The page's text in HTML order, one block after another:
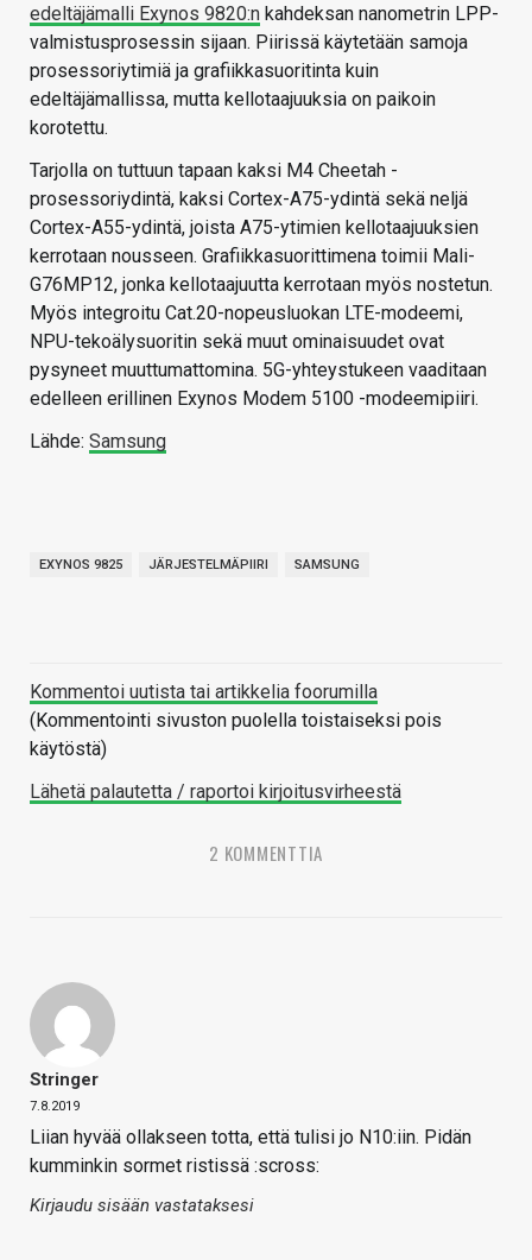
edeltäjämalli Exynos 9820:n kahdeksan nanometrin LPP-
valmistusprosessin sijaan. Piirissä käytetään samoja
prosessoriytimiä ja grafiikkasuoritinta kuin
edeltäjämallissa, mutta kellotaajuuksia on paikoin
korotettu.
Tarjolla on tuttuun tapaan kaksi M4 Cheetah -
prosessoriydintä, kaksi Cortex-A75-ydintä sekä neljä
Cortex-A55-ydintä, joista A75-ytimien kellotaajuuksien
kerrotaan nousseen. Grafiikkasuorittimena toimii Mali-
G76MP12, jonka kellotaajuutta kerrotaan myös nostetun.
Myös integroitu Cat.20-nopeusluokan LTE-modeemi,
NPU-tekoälysuoritin sekä muut ominaisuudet ovat
pysyneet muuttumattomina. 5G-yhteystukeen vaaditaan
edelleen erillinen Exynos Modem 5100 -modeemipiiri.
Lähde: Samsung
EXYNOS 9825 JÄRJESTELMÄPIIRI SAMSUNG
Kommentoi uutista tai artikkelia foorumilla
(Kommentointi sivuston puolella toistaiseksi pois
käytöstä)
Lähetä palautetta / raportoi kirjoitusvirheestä
2 KOMMENTTIA
Stringer
7.8.2019
Liian hyvää ollakseen totta, että tulisi jo N10:iin. Pidän
kumminkin sormet ristissä :scross:
Kirjaudu sisään vastataksesi